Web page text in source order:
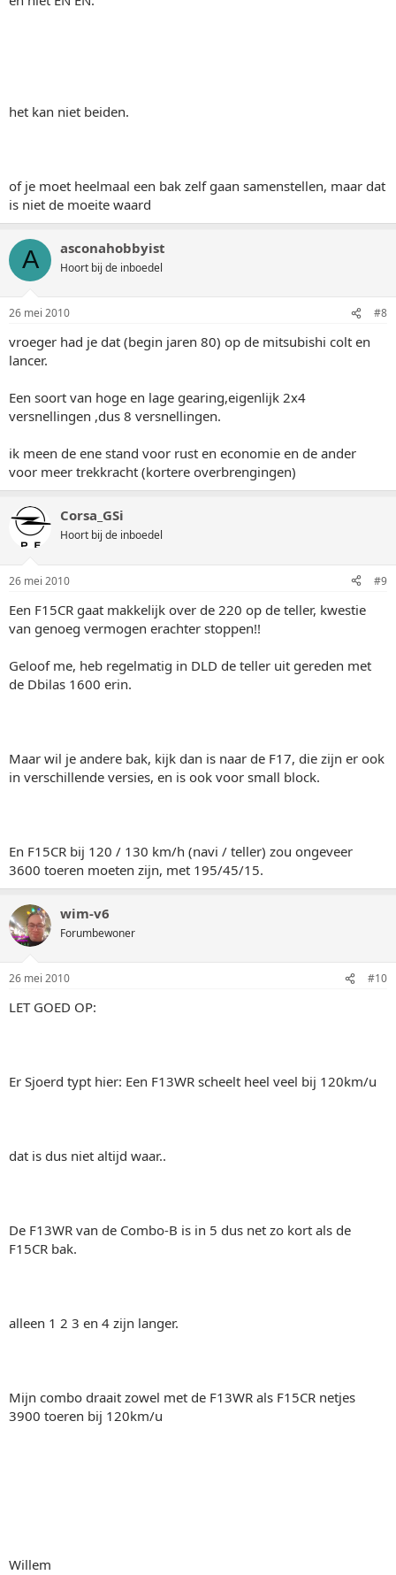
het kan niet beiden.
of je moet heelmaal een bak zelf gaan samenstellen, maar dat
is niet de moeite waard
A asconahobbyist
Hoort bij de inboedel
26 mei 2010 #8
vroeger had je dat (begin jaren 80) op de mitsubishi colt en
lancer.
Een soort van hoge en lage gearing,eigenlijk 2x4
versnellingen ,dus 8 versnellingen.
ik meen de ene stand voor rust en economie en de ander
voor meer trekkracht (kortere overbrengingen)
Corsa_GSi
Hoort bij de inboedel
26 mei 2010 #9
Een F15CR gaat makkelijk over de 220 op de teller, kwestie
van genoeg vermogen erachter stoppen!!
Geloof me, heb regelmatig in DLD de teller uit gereden met
de Dbilas 1600 erin.
Maar wil je andere bak, kijk dan is naar de F17, die zijn er ook
in verschillende versies, en is ook voor small block.
En F15CR bij 120 / 130 km/h (navi / teller) zou ongeveer
3600 toeren moeten zijn, met 195/45/15.
wim-v6
Forumbewoner
26 mei 2010 #10
LET GOED OP:
Er Sjoerd typt hier: Een F13WR scheelt heel veel bij 120km/u
dat is dus niet altijd waar..
De F13WR van de Combo-B is in 5 dus net zo kort als de
F15CR bak.
alleen 1 2 3 en 4 zijn langer.
Mijn combo draait zowel met de F13WR als F15CR netjes
3900 toeren bij 120km/u
Willem